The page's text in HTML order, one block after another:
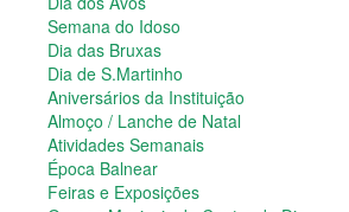
Grupos Musicais do Centro de Dia
Outras Actividades
Passeio Vila Nova de Cerveira
Passeio a Fátima
Passeio Convívio em Pombal
Passeio a Águeda
Assembleias Gerais
Semana Sénior
Semana do Idoso
Dia das Bruxas
Dia de S.Martinho
Aniversários da Instituição
Almoço / Lanche de Natal
Atividades Semanais
Época Balnear
Feiras e Exposições